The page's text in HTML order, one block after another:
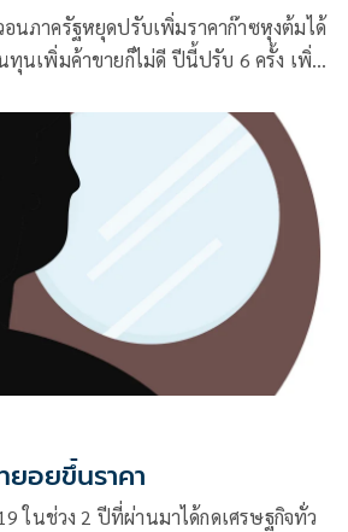
ภาครัฐหยุดปรับเพิ่มราคาก๊าซหุงต้มได้
นเพิ่มค้าขายก็ไม่ดี ปีนี้ปรับ 6 ครั้ง เพิ่ม
อยขึ้นราคา
ในช่วง 2 ปีที่ผ่านมาได้กดเศรษฐกิจทั่ว